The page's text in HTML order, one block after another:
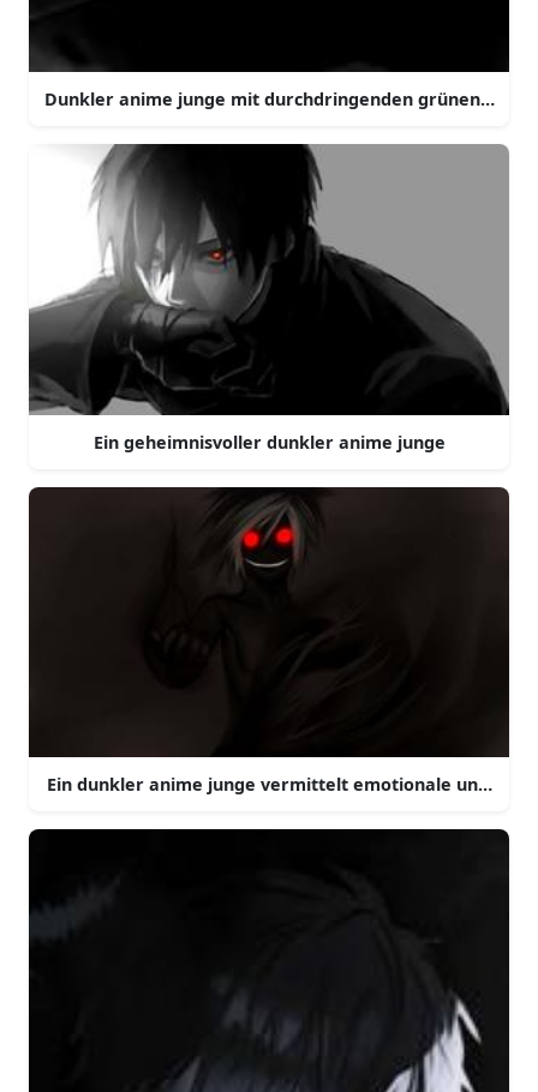
Dunkler anime junge mit durchdringenden grünen augen
Ein geheimnisvoller dunkler anime junge
Ein dunkler anime junge vermittelt emotionale unruhe